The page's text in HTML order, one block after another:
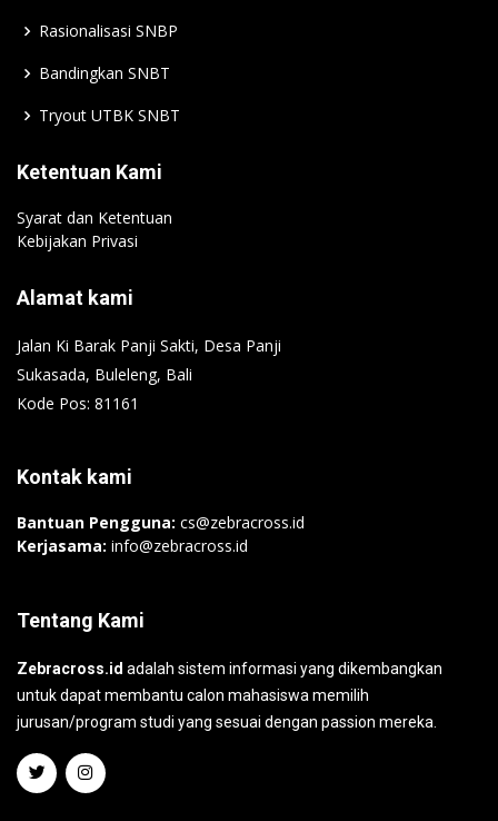
Rasionalisasi SNBP
Bandingkan SNBT
Tryout UTBK SNBT
Ketentuan Kami
Syarat dan Ketentuan
Kebijakan Privasi
Alamat kami
Jalan Ki Barak Panji Sakti, Desa Panji
Sukasada, Buleleng, Bali
Kode Pos: 81161
Kontak kami
Bantuan Pengguna: cs@zebracross.id
Kerjasama: info@zebracross.id
Tentang Kami
Zebracross.id adalah sistem informasi yang dikembangkan
untuk dapat membantu calon mahasiswa memilih
jurusan/program studi yang sesuai dengan passion mereka.